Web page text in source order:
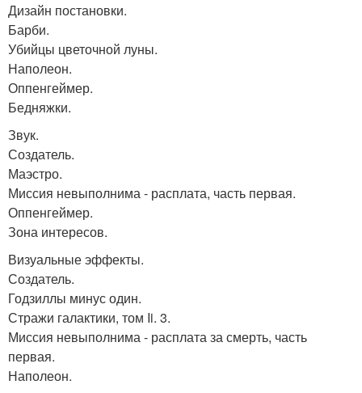
Дизайн постановки.
Барби.
Убийцы цветочной луны.
Наполеон.
Оппенгеймер.
Бедняжки.
Звук.
Создатель.
Маэстро.
Миссия невыполнима - расплата, часть первая.
Оппенгеймер.
Зона интересов.
Визуальные эффекты.
Создатель.
Годзиллы минус один.
Стражи галактики, том Ii. 3.
Миссия невыполнима - расплата за смерть, часть
первая.
Наполеон.